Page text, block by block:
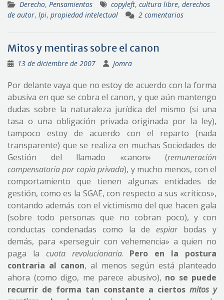
Derecho, Pensamientos copyleft, cultura libre, derechos
de autor, lpi, propiedad intelectual 2 comentarios
Mitos y mentiras sobre el canon
13 de diciembre de 2007 Jomra
Por delante vaya que no estoy de acuerdo con la forma
abusiva en que se cobra el canon, y que aún mantengo
dudas sobre la naturaleza jurídica del mismo (si una
tasa o una obligación privada originada por la ley),
tampoco estoy de acuerdo con el reparto (nada
transparente) que se realiza en muchas Sociedades de
Gestión del llamado «canon» (remuneración
compensatoria por copia privada), y mucho menos, con el
comportamiento que tienen algunas entidades de
gestión, como es la SGAE, con respecto a sus «críticos»,
contando además con el victimismo del que hacen gala
(sobre todo personas que no cobran poco), y con
conductas condenadas como la deespiarbodas y
demás, para «perseguir con vehemencia» a quien no
paga la cuota revolucionaria. Pero en la postura
contraria al canon, al menos según está planteado
ahora (como digo, me parece abusivo), no se puede
recurrir de forma tan constante a ciertos mitos y